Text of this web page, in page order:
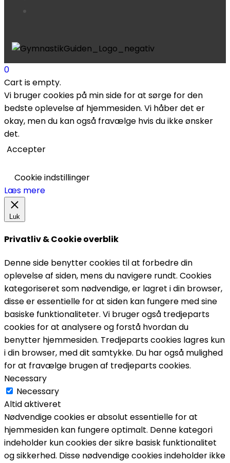
0
Cart is empty.
Vi bruger cookies på min side for at sørge for den
bedste oplevelse af hjemmesiden. Vi håber det er
okay, men du kan også fravælge hvis du ikke ønsker
det.
Accepter
Cookie indstillinger
Læs mere
Luk
Privatliv & Cookie overblik
Denne side benytter cookies til at forbedre din
oplevelse af siden, mens du navigere rundt. Cookies
kategoriseret som nødvendige, er lagret i din browser,
disse er essentielle for at siden kan fungere med sine
basiske funktionaliteter. Vi bruger også tredjeparts
cookies for at analysere og forstå hvordan du
benytter hjemmesiden. Tredjeparts cookies lagres kun
i din browser, med dit samtykke. Du har også mulighed
for at fravælge brugen af tredjeparts cookies.
Necessary
Necessary
Altid aktiveret
Nødvendige cookies er absolut essentielle for at
hjemmesiden kan fungere optimalt. Denne kategori
indeholder kun cookies der sikre basisk funktionalitet
og sikkerhed. Disse nødvendige cookies indeholder ikke